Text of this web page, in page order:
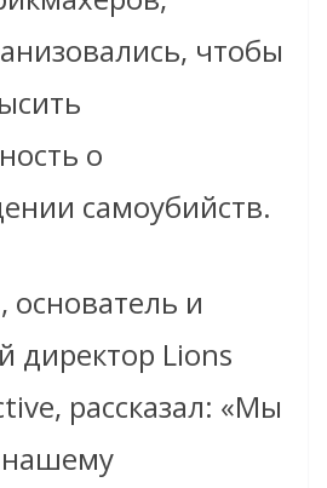
чтобы
о
самоубийств.
и
директор Lions
рассказал: «Мы